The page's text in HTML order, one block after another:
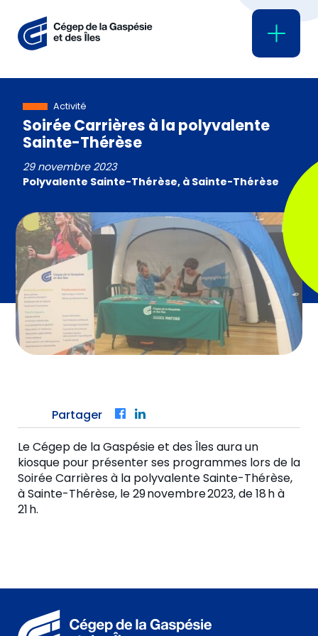
Activité
Soirée Carrières à la polyvalente
Sainte-Thérèse
29 novembre 2023
Polyvalente Sainte-Thérèse, à Sainte-Thérèse
Partager Facebook
Le Cégep de la Gaspésie et des Îles aura un
kiosque pour présenter ses programmes lorsde la
Soirée Carrièresà la polyvalente Sainte-Thérèse,
à Sainte-Thérèse, le29novembre2023,de18h à
21h.